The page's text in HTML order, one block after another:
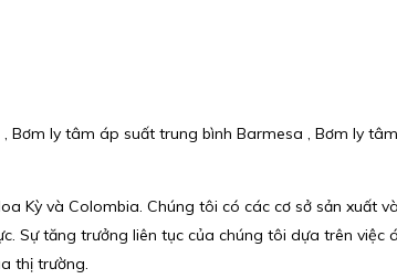
ly tâm áp suất trung bình Barmesa , Bơm ly
Kỳ và Colombia. Chúng tôi có các cơ sở sản xuất
Sự tăng trưởng liên tục của chúng tôi dựa trên
thị trường.